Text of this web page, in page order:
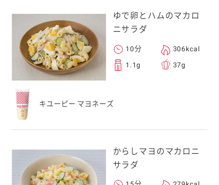
ゆで卵とハムのマカロ
ニサラダ
10分 306kcal
1.1g 37g
キユーピー マヨネーズ
からしマヨのマカロニ
サラダ